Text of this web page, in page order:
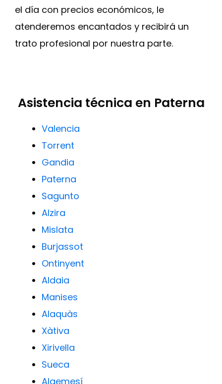
el día con precios económicos, le
atenderemos encantados y recibirá un
trato profesional por nuestra parte.
Asistencia técnica en Paterna
Valencia
Torrent
Gandia
Paterna
Sagunto
Alzira
Mislata
Burjassot
Ontinyent
Aldaia
Manises
Alaquàs
Xàtiva
Xirivella
Sueca
Algemesí